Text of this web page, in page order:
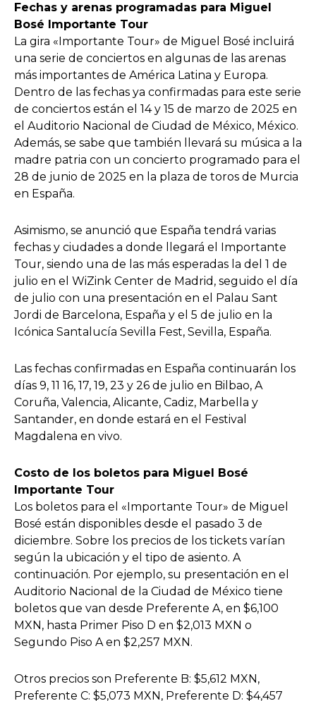
Fechas y arenas programadas para Miguel
Bosé Importante Tour
La gira «Importante Tour» de Miguel Bosé incluirá
una serie de conciertos en algunas de las arenas
más importantes de América Latina y Europa.
Dentro de las fechas ya confirmadas para este serie
de conciertos están el 14 y 15 de marzo de 2025 en
el Auditorio Nacional de Ciudad de México, México.
Además, se sabe que también llevará su música a la
madre patria con un concierto programado para el
28 de junio de 2025 en la plaza de toros de Murcia
en España.
Asimismo, se anunció que España tendrá varias
fechas y ciudades a donde llegará el Importante
Tour, siendo una de las más esperadas la del 1 de
julio en el WiZink Center de Madrid, seguido el día
de julio con una presentación en el Palau Sant
Jordi de Barcelona, España y el 5 de julio en la
Icónica Santalucía Sevilla Fest, Sevilla, España.
Las fechas confirmadas en España continuarán los
días 9, 11 16, 17, 19, 23 y 26 de julio en Bilbao, A
Coruña, Valencia, Alicante, Cadiz, Marbella y
Santander, en donde estará en el Festival
Magdalena en vivo.
Costo de los boletos para Miguel Bosé
Importante Tour
Los boletos para el «Importante Tour» de Miguel
Bosé están disponibles desde el pasado 3 de
diciembre. Sobre los precios de los tickets varían
según la ubicación y el tipo de asiento. A
continuación. Por ejemplo, su presentación en el
Auditorio Nacional de la Ciudad de México tiene
boletos que van desde Preferente A, en $6,100
MXN, hasta Primer Piso D en $2,013 MXN o
Segundo Piso A en $2,257 MXN.
Otros precios son Preferente B: $5,612 MXN,
Preferente C: $5,073 MXN, Preferente D: $4,457